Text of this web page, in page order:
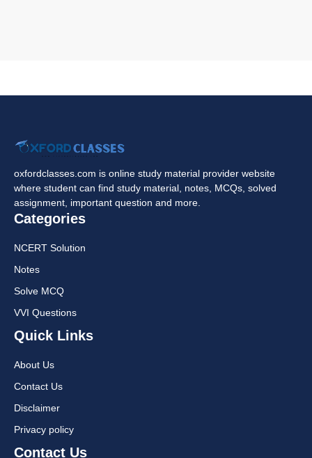
oxfordclasses.com is online study material provider website
where student can find study material, notes, MCQs, solved
assignment, important question and more.
Categories
NCERT Solution
Notes
Solve MCQ
VVI Questions
Quick Links
About Us
Contact Us
Disclaimer
Privacy policy
Contact Us